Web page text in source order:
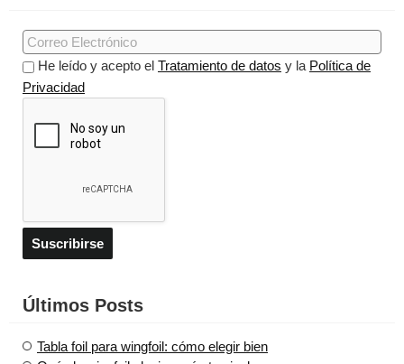
He leído y acepto el Tratamiento de datos y la Política de
Privacidad
Últimos Posts
Tabla foil para wingfoil: cómo elegir bien